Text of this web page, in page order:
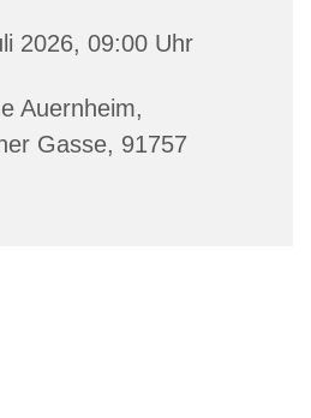
2026, 09:00 Uhr
Auernheim,
Gasse, 91757